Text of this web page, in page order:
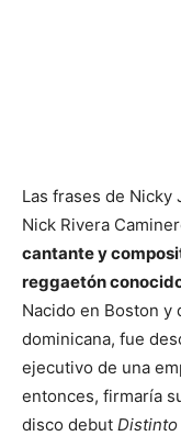
Las frases de Nicky
Nick Rivera
cantante y
reggaetón
Nacido en Boston
dominicana, fue
ejecutivo de una
entonces, firmaría
disco debut Distinto